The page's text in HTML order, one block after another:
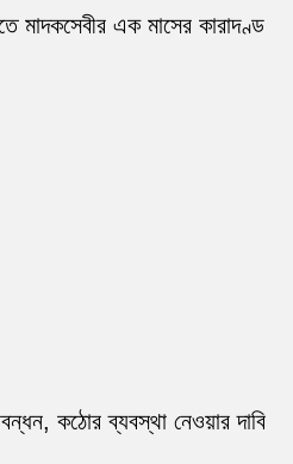
মাদকসেবীর এক মাসের কারাদণ্ড
কঠোর ব্যবস্থা নেওয়ার দাবি